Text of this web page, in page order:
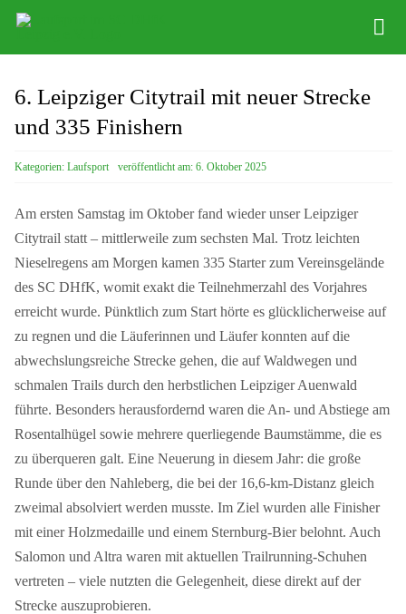
Zum
Training
Veranstaltungen
Anfahrt
Kontakt
6. Leipziger Citytrail mit neuer Strecke
und 335 Finishern
Kategorien: Laufsport veröffentlicht am: 6. Oktober 2025
Am ersten Samstag im Oktober fand wieder unser Leipziger
Citytrail statt – mittlerweile zum sechsten Mal. Trotz leichten
Nieselregens am Morgen kamen 335 Starter zum Vereinsgelände
des SC DHfK, womit exakt die Teilnehmerzahl des Vorjahres
erreicht wurde. Pünktlich zum Start hörte es glücklicherweise auf
zu regnen und die Läuferinnen und Läufer konnten auf die
abwechslungsreiche Strecke gehen, die auf Waldwegen und
schmalen Trails durch den herbstlichen Leipziger Auenwald
führte. Besonders herausfordernd waren die An- und Abstiege am
Rosentalhügel sowie mehrere querliegende Baumstämme, die es
zu überqueren galt. Eine Neuerung in diesem Jahr: die große
Runde über den Nahleberg, die bei der 16,6-km-Distanz gleich
zweimal absolviert werden musste. Im Ziel wurden alle Finisher
mit einer Holzmedaille und einem Sternburg-Bier belohnt. Auch
Salomon und Altra waren mit aktuellen Trailrunning-Schuhen
vertreten – viele nutzten die Gelegenheit, diese direkt auf der
Strecke auszuprobieren.